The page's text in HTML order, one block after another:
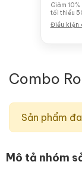
Giảm
tối thiểu
TRIỆU
Điều kiện
Combo
Sản phẩm
Mô tả nhóm